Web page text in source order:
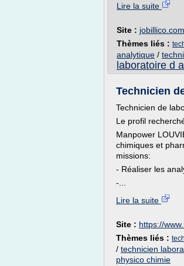
Lire la suite
Site : jobillico.com
Thèmes liés :
analytique /
laboratoire d
Technicien
Technicien de
Le profil
Manpower
chimiques et
missions:
- Réaliser les
-...
Lire la suite
Site : https://
Thèmes liés :
/ technicien
physico chimie